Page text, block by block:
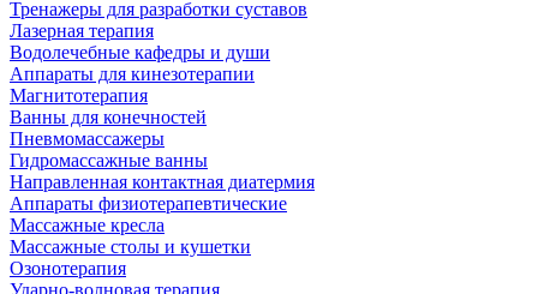
Тренажеры для разработки суставов
Лазерная терапия
Водолечебные кафедры и души
Аппараты для кинезотерапии
Магнитотерапия
Ванны для конечностей
Пневмомассажеры
Гидромассажные ванны
Направленная контактная диатермия
Аппараты физиотерапевтические
Массажные кресла
Массажные столы и кушетки
Озонотерапия
Ударно-волновая терапия